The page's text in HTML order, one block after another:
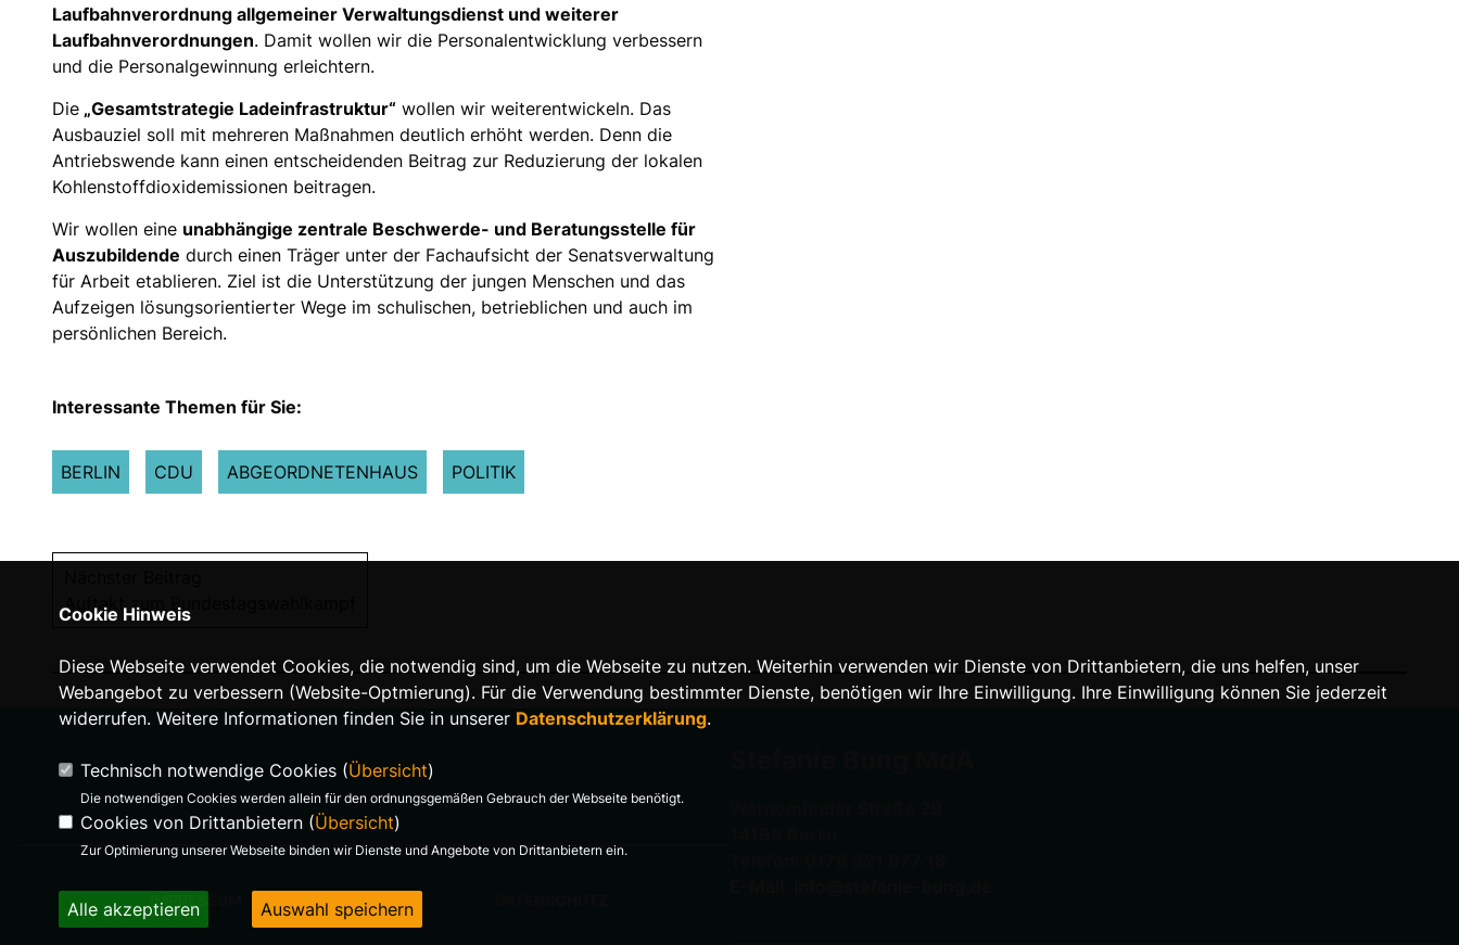
Laufbahnverordnung allgemeiner Verwaltungsdienst und weiterer
Laufbahnverordnungen. Damit wollen wir die Personalentwicklung verbessern
und die Personalgewinnung erleichtern.
Die Gesamtstrategie Ladeinfrastruktur“ wollen wir weiterentwickeln. Das
Ausbauziel soll mit mehreren Maßnahmen deutlich erhöht werden. Denn die
Antriebswende kann einen entscheidenden Beitrag zur Reduzierung der lokalen
Kohlenstoffdioxidemissionen beitragen.
Wir wollen eine unabhängige zentrale Beschwerde- und Beratungsstelle für
Auszubildende durch einen Träger unter der Fachaufsicht der Senatsverwaltung
für Arbeit etablieren. Ziel ist die Unterstützung der jungen Menschen und das
Aufzeigen lösungsorientierter Wege im schulischen, betrieblichen und auch im
persönlichen Bereich.
Interessante Themen für Sie:
BERLIN CDU ABGEORDNETENHAUS POLITIK
Auftakt zum Bundestagswahlkampf
IMPRESSUM
Cookie Hinweis
Diese Webseite verwendet Cookies, die notwendig sind, um die Webseite zu nutzen. Weiterhin verwenden wir Dienste von Drittanbietern, die uns helfen, unser
Webangebot zu verbessern (Website-Optmierung). Für die Verwendung bestimmter Dienste, benötigen wir Ihre Einwilligung. Ihre Einwilligung können Sie jederzeit
widerrufen. Weitere Informationen finden Sie in unserer Datenschutzerklärung.
Technisch notwendige Cookies (Übersicht)
Die notwendigen Cookies werden allein für den ordnungsgemäßen Gebrauch der Webseite benötigt.
Cookies von Drittanbietern (Übersicht)
Zur Optimierung unserer Webseite binden wir Dienste und Angebote von Drittanbietern ein.
Alle akzeptieren Auswahl speichern